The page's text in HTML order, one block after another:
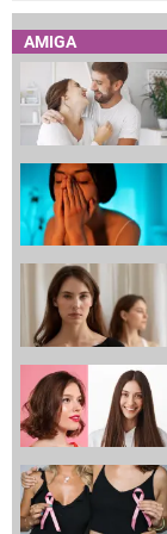
AMIGA